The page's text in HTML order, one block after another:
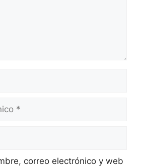
correo electrónico y web